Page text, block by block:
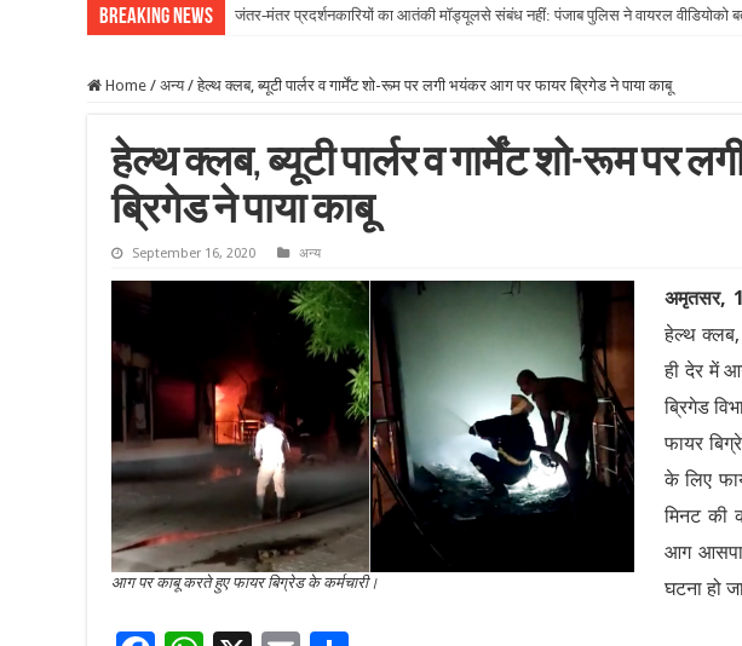
Breaking News जंतर-मंतर प्रदर्शनकारियों का आतंकी मॉड्यूलसे संबंध नहीं: पंजाब पुलिस ने वायरल वीडियोको
Home / अन्य / हेल्थ क्लब, ब्यूटी पार्लर व गार्मेंट शो-रूम पर लगी भयंकर आग पर फायर ब्रिगेड ने पाया काबू
हेल्थ क्लब, ब्यूटी पार्लर व गार्मेंट शो-रूम पर
ब्रिगेड ने पाया काबू
September 16, 2020 अन्य
आग पर काबू करते हुए फायर बिग्रेड के कर्मचारी।
अमृतसर,
हेल्थ क्लब,
ही देर में
ब्रिगेड
फायर
के लिए
मिनट की
आग
घटना हो